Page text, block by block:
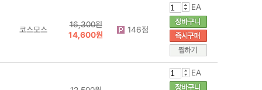
코스모스
16,300원
14,600원
146점
EA
EA